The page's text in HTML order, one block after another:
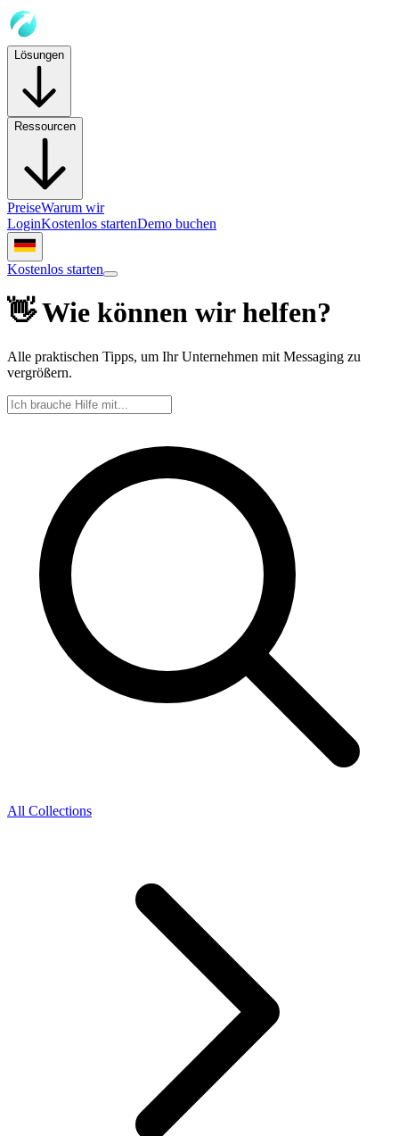
Lösungen
Ressourcen
PreiseWarum wir
LoginKostenlos startenDemo buchen
Kostenlos starten
👋 Wie können wir helfen?
Alle praktischen Tipps, um Ihr Unternehmen mit Messaging zu
vergrößern.
All Collections